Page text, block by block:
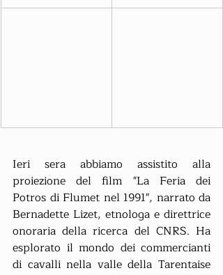
Ieri sera abbiamo assistito alla
proiezione del film "La Feria dei
Potros di Flumet nel 1991", narrato da
Bernadette Lizet, etnologa e direttrice
onoraria della ricerca del CNRS. Ha
esplorato il mondo dei commercianti
di cavalli nella valle della Tarentaise